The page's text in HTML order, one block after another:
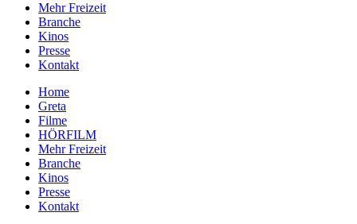
Mehr Freizeit
Branche
Kinos
Presse
Kontakt
Home
Greta
Filme
HÖRFILM
Mehr Freizeit
Branche
Kinos
Presse
Kontakt